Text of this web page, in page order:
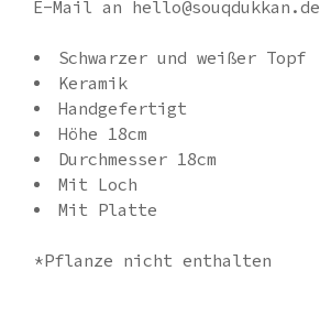
E-Mail an hello@souqdukkan.de
Schwarzer und weißer Topf
Keramik
Handgefertigt
Höhe 18cm
Durchmesser 18cm
Mit Loch
Mit Platte
*Pflanze nicht enthalten